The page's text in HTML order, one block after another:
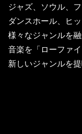
ジャズ、ソウル、フ
ダンスホール、ヒ
様々なジャンルを
音楽を「ローファ
新しいジャンルを提